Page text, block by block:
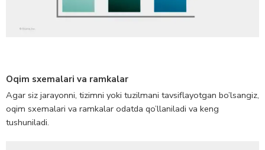
Oqim sxemalari va ramkalar
Agar siz jarayonni, tizimni yoki tuzilmani tavsiflayotgan bo’lsangiz,
oqim sxemalari va ramkalar odatda qo’llaniladi va keng
tushuniladi.